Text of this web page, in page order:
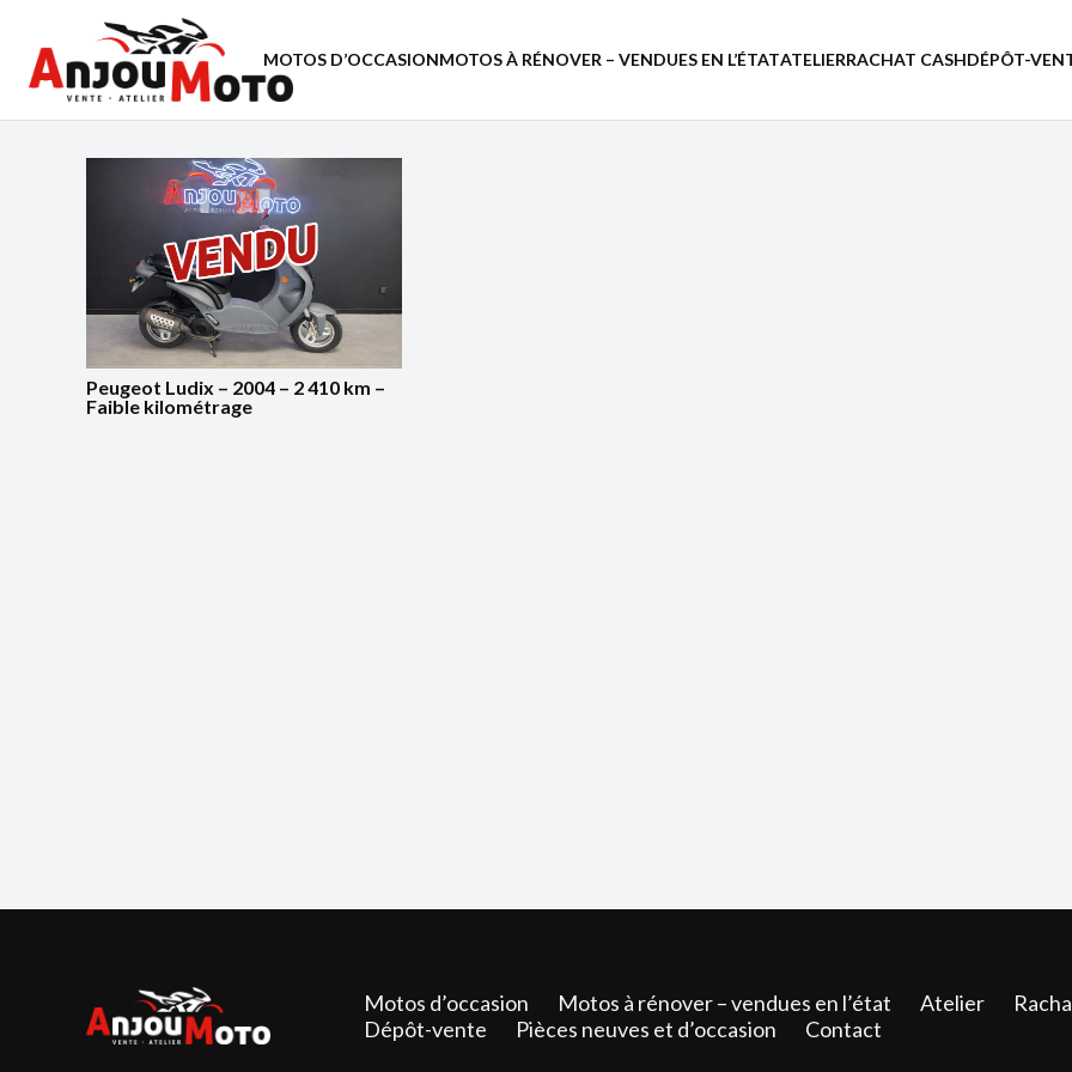
MOTOS D’OCCASIONMOTOS À RÉNOVER – VENDUES EN L’ÉTATATELIERRACHAT CASHDÉPÔT-
Peugeot Ludix – 2004 – 2 410 km –
Faible kilométrage
Motos d’occasion Motos à rénover – vendues en l’état Atelier
Dépôt-vente
Pièces neuves et d’occasion Contact